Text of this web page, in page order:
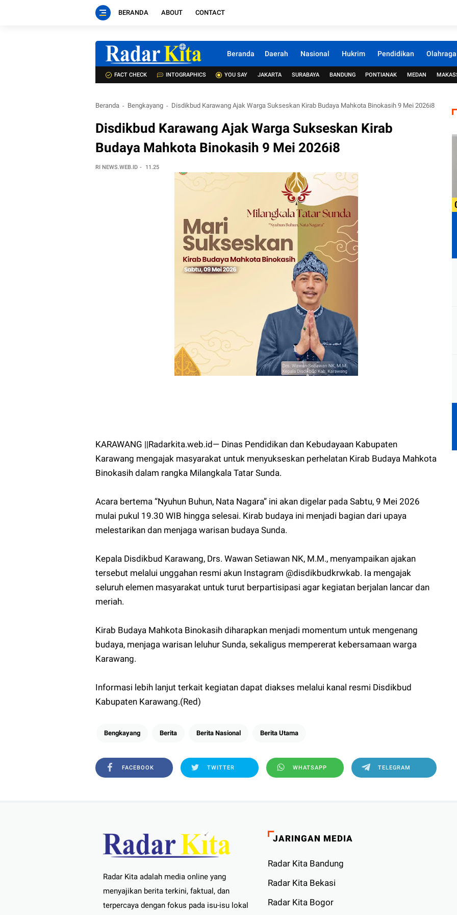
BERANDA ABOUT CONTACT
Beranda Daerah Nasional Hukrim Pendidikan Olahraga
FACT CHECK INTOGRAPHICS YOU SAY JAKARTA SURABAYA BANDUNG PONTIANAK MEDAN
Beranda Bengkayang Disdikbud Karawang Ajak Warga Sukseskan Kirab Budaya Mahkota Binokasih 9 Mei 2026i8
Disdikbud Karawang Ajak Warga Sukseskan Kirab
Budaya Mahkota Binokasih 9 Mei 2026i8
RI NEWS.WEB.ID 11.25
KARAWANG ||Radarkita.web.id— Dinas Pendidikan dan Kebudayaan Kabupaten
Karawang mengajak masyarakat untuk menyukseskan perhelatan Kirab Budaya Mahkota
Binokasih dalam rangka Milangkala Tatar Sunda.
Acara bertema “Nyuhun Buhun, Nata Nagara” ini akan digelar pada Sabtu, 9 Mei 2026
mulai pukul 19.30 WIB hingga selesai. Kirab budaya ini menjadi bagian dari upaya
melestarikan dan menjaga warisan budaya Sunda.
Kepala Disdikbud Karawang, Drs. Wawan Setiawan NK, M.M., menyampaikan ajakan
tersebut melalui unggahan resmi akun Instagram @disdikbudkrwkab. Ia mengajak
seluruh elemen masyarakat untuk turut berpartisipasi agar kegiatan berjalan lancar dan
meriah.
Kirab Budaya Mahkota Binokasih diharapkan menjadi momentum untuk mengenang
budaya, menjaga warisan leluhur Sunda, sekaligus mempererat kebersamaan warga
Karawang.
Informasi lebih lanjut terkait kegiatan dapat diakses melalui kanal resmi Disdikbud
Kabupaten Karawang.(Red)
Bengkayang Berita Berita Nasional Berita Utama
FACEBOOK TWITTER WHATSAPP TELEGRAM
Radar Kita adalah media online yang
menyajikan berita terkini, faktual, dan
terpercaya dengan fokus pada isu-isu lokal
JARINGAN MEDIA
Radar Kita Bandung
Radar Kita Bekasi
Radar Kita Bogor